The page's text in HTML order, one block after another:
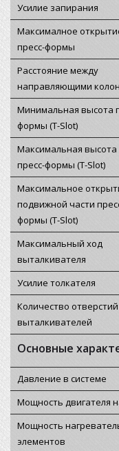
Усилие запирания
Максималное
пресс-формы
Расстояние между
направляющими
Минимальная высота
формы (T-Slot)
Максимальная высота
пресс-формы (T-Slot)
Максимальное
подвижной части
формы (T-Slot)
Максимальный ход
выталкивателя
Усилие толкателя
Количество
выталкивателей
Основные
Давление в системе
Мощность двигателя
Мощность
элементов